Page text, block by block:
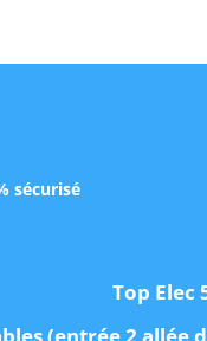
sécurisé
Top Elec